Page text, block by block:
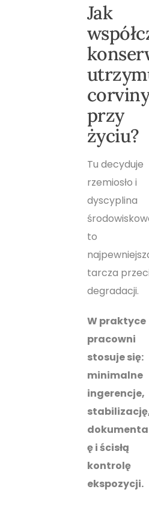
Jak
przy
życiu?
Tu decyduje
rzemiosło i
dyscyplina
to
tarcza
degradacji.
W praktyce
pracowni
stosuje się:
minimalne
ingerencje,
ę i ścisłą
kontrolę
ekspozycji.